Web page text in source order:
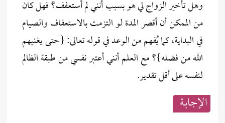
وهل تأخير الزواج لي هو بسبب أنني لم أستعفف؟ فهل كان
من الممكن أن أقصر المدة لو التزمت بالاستعفاف والصيام
في البداية، كما يُفهم من الوعد في قوله تعالى: {حتى يغنيهم
الله من فضله}؟ مع العلم أنني أعتبر نفسي من طبقة الظالم
لنفسه على أقل تقدير.
الإجابــة